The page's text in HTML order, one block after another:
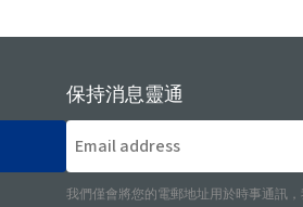
保持消息靈通
我們僅會將您的電郵地址用於時事通訊